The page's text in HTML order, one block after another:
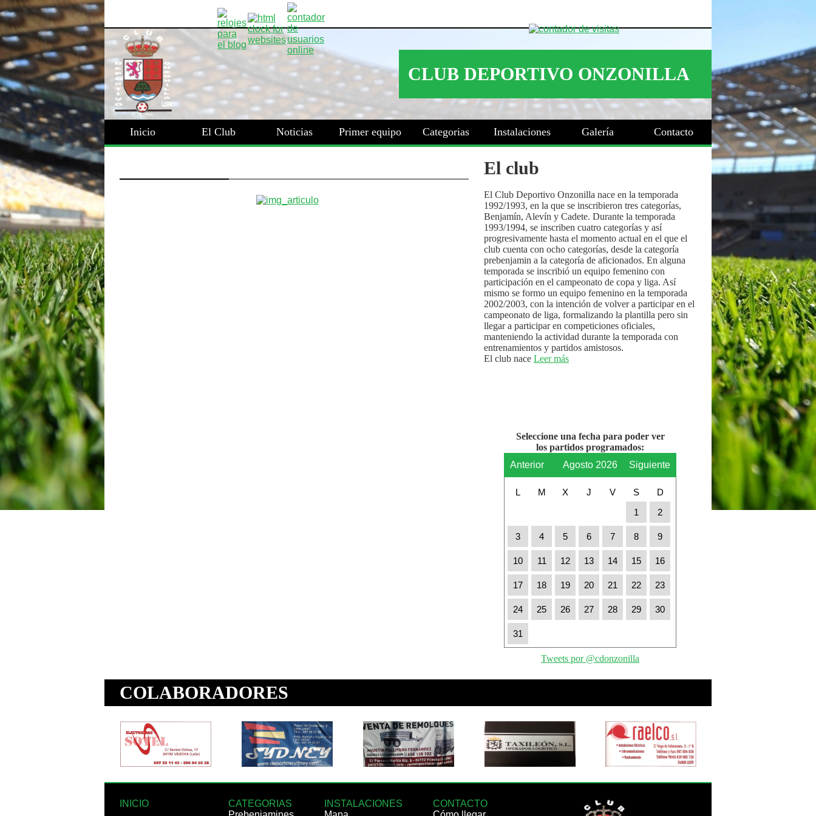
Inicio El Club Noticias Primer equipo Categorias Instalaciones Galería Contacto
El club
El Club Deportivo Onzonilla nace en la temporada
1992/1993, en la que se inscribieron tres categorías,
Benjamín, Alevín y Cadete. Durante la temporada
1993/1994, se inscriben cuatro categorías y así
progresivamente hasta el momento actual en el que el
club cuenta con ocho categorías, desde la categoría
prebenjamin a la categoría de aficionados. En alguna
temporada se inscribió un equipo femenino con
participación en el campeonato de copa y liga. Así
mismo se formo un equipo femenino en la temporada
2002/2003, con la intención de volver a participar en el
campeonato de liga, formalizando la plantilla pero sin
llegar a participar en competiciones oficiales,
manteniendo la actividad durante la temporada con
entrenamientos y partidos amistosos.
El club nace Leer más
Seleccione una fecha para poder ver
los partidos programados:
Anterior
Agosto 2026 Siguiente
L M X J V S
D
1
2
3 4 5 6 7 8 9
10 11 12 13 14 15 16
17 18 19 20 21 22 23
24 25 26 27 28 29 30
31
Tweets por @cdonzonilla
INICIO
CATEGORIAS
INSTALACIONES
CONTACTO